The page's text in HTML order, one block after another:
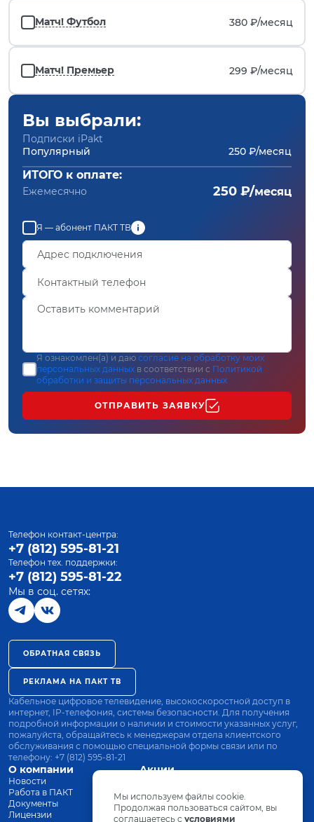
Матч! Футбол 380 ₽/месяц
Матч! Премьер 299 ₽/месяц
Вы выбрали:
Подписки iPakt
Популярный
250 ₽/месяц
ИТОГО к оплате:
Ежемесячно 250 ₽/месяц
Я — абонент ПАКТ ТВ
Я ознакомлен(а) и даю согласие на обработку моих
персональных данных в соответствии с Политикой
обработки и защиты персональных данных
ОТПРАВИТЬ ЗАЯВКУ
О компании
Новости
Работа в ПАКТ
Документы
Лицензии
Акции
Оплата
Оборудование
Телефон контакт-центра:
+7 (812) 595-81-21
Телефон тех. поддержки:
+7 (812) 595-81-22
Мы в соц. сетях:
ОБРАТНАЯ СВЯЗЬ
РЕКЛАМА НА ПАКТ ТВ
Кабельное цифровое телевидение, высокоскоростной доступ в
интернет, IP-телефония, системы безопасности. Для получения
подробной информации о наличии и стоимости указанных услуг,
пожалуйста, обращайтесь к менеджерам отдела клиентского
обслуживания с помощью специальной формы связи или по
телефону: +7 (812) 595-81-21
Мы используем файлы cookie.
Продолжая пользоваться сайтом, вы
соглашаетесь с условиями